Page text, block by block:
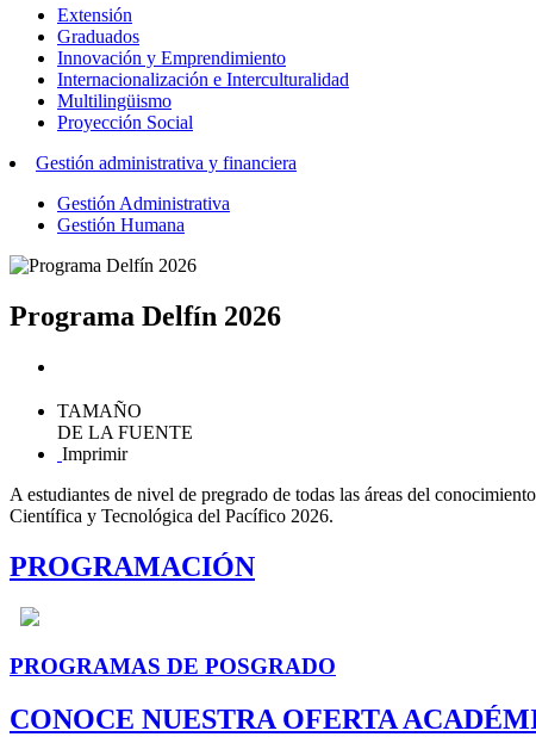
Extensión
Graduados
Innovación y Emprendimiento
Internacionalización e Interculturalidad
Multilingüismo
Proyección Social
Gestión administrativa y financiera
Gestión Administrativa
Gestión Humana
Programa Delfín 2026
TAMAÑO
DE LA FUENTE
Imprimir
A estudiantes de nivel de pregrado de todas las áreas del
Científica y Tecnológica del Pacífico 2026.
PROGRAMACIÓN
PROGRAMAS DE POSGRADO
CONOCE NUESTRA OFERTA